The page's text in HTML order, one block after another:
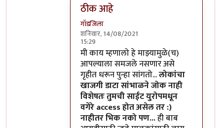
ठीक आहे
गॉडजिला
शनिवार, 14/08/2021
15:29
In reply toऑनलाईन आलात...by
मी काय म्हणालो हे माझ्यामुळे(च)
आपल्याला समजले नसणार असे
गृहीत धरून पुन्हा सांगतो...लोकांचा
खाजगी डाटा सांभाळने जोक नाही
विशेषतः तुमची साईट युरोपमधून
वगेरे access होत असेल तर :)
नाहीतर भिक नको पण...ही बाब